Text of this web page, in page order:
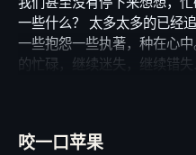
一些什么？ 太多太多的已经
一些抱怨一些执著，种在心
的忙碌，继续迷失，继续错
咬一口苹果